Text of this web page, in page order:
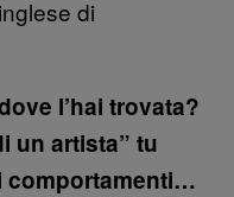
di
l’hai trovata?
un artista” tu
comportamenti…